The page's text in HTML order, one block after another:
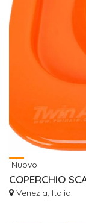
Nuovo
COPERCHIO
Venezia, Italia